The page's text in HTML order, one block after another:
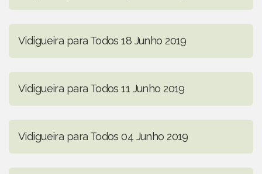
Vidigueira para Todos 18 Junho 2019
Vidigueira para Todos 11 Junho 2019
Vidigueira para Todos 04 Junho 2019